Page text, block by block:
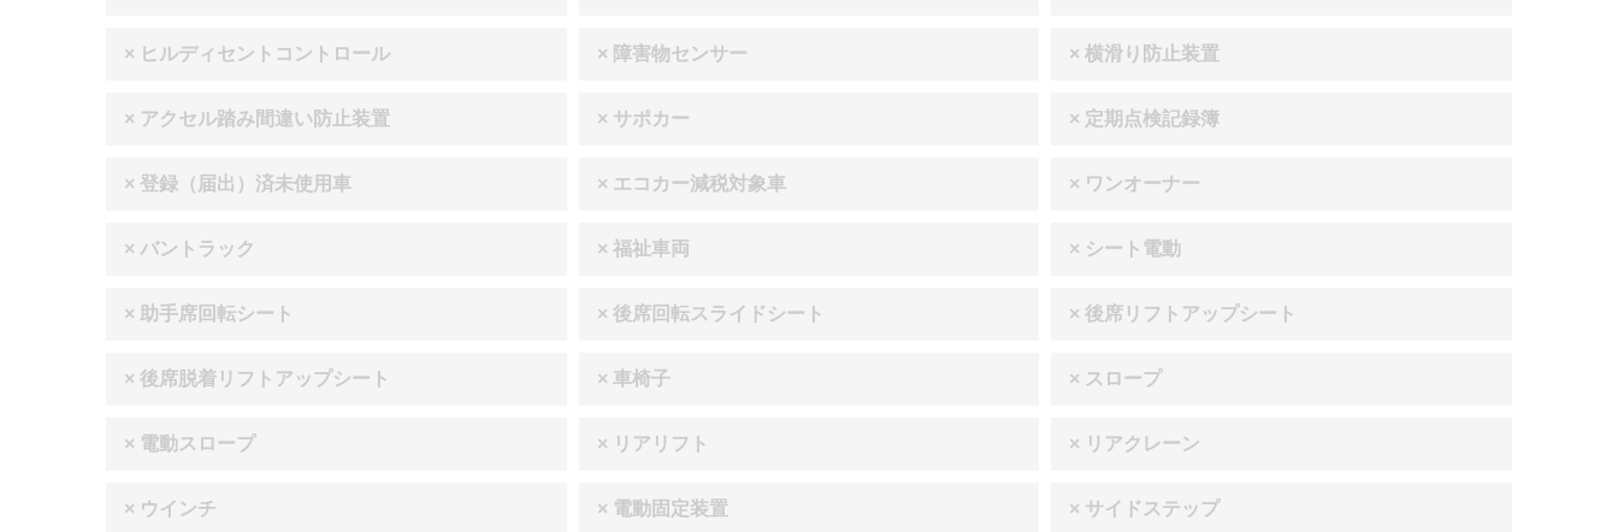
× ヒルディセントコントロール × 障害物センサー × 横滑り防止装置
× アクセル踏み間違い防止装置 × サポカー × 定期点検記録簿
× 登録（届出）済未使用車 × エコカー減税対象車 × ワンオーナー
× バントラック × 福祉車両 × シート電動
× 助手席回転シート × 後席回転スライドシート × 後席リフトアップシート
× 後席脱着リフトアップシート × 車椅子 × スロープ
× 電動スロープ × リアリフト × リアクレーン
× ウインチ × 電動固定装置 × サイドステップ